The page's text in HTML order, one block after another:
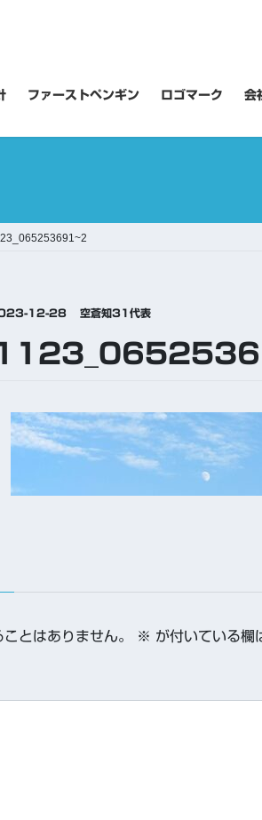
ファーストペンギン ロゴマーク 会
12-28 空蒼知31代表
とはありません。 ※ が付いている欄